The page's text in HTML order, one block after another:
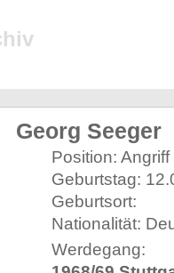
Georg Seeger
Position: Angriff
Geburtstag:
Geburtsort:
Nationalität:
Werdegang: